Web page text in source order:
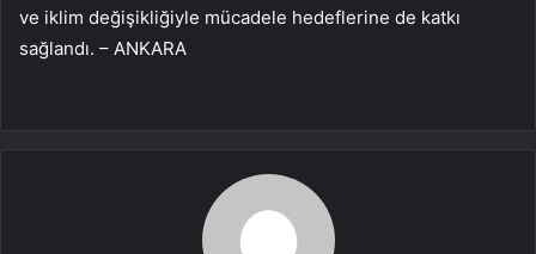
ve iklim değişikliğiyle mücadele hedeflerine de katkı
sağlandı. – ANKARA